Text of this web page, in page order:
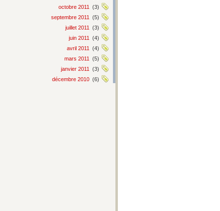
octobre 2011
(3)
septembre 2011
(5)
juillet 2011
(3)
juin 2011
(4)
avril 2011
(4)
mars 2011
(5)
janvier 2011
(3)
décembre 2010 (6)